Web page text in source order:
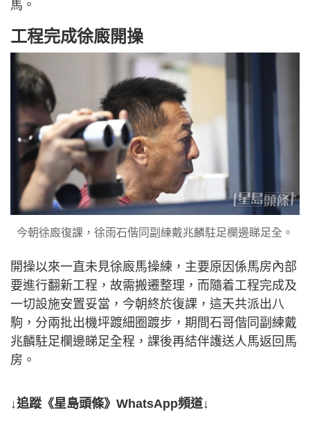
馬。
工程完成徐廄開操
今朝徐廄復課，徐雨石偕同副練戴兆麟駐足欄邊睇足全。
開操以來一直未見徐廄馬操練，主要原因係馬房內部
要進行翻新工程，故需搬遷整理，而隨着工程完成及
一切設施安置妥當，今朝終於復課，這天共派出八
駒，分兩批出機坪踱細圈踱步，期間石哥偕同副練戴
兆麟駐足欄邊睇足全程，課後再結伴護送人馬返回馬
房。
↓追蹤《星島頭條》WhatsApp頻道↓